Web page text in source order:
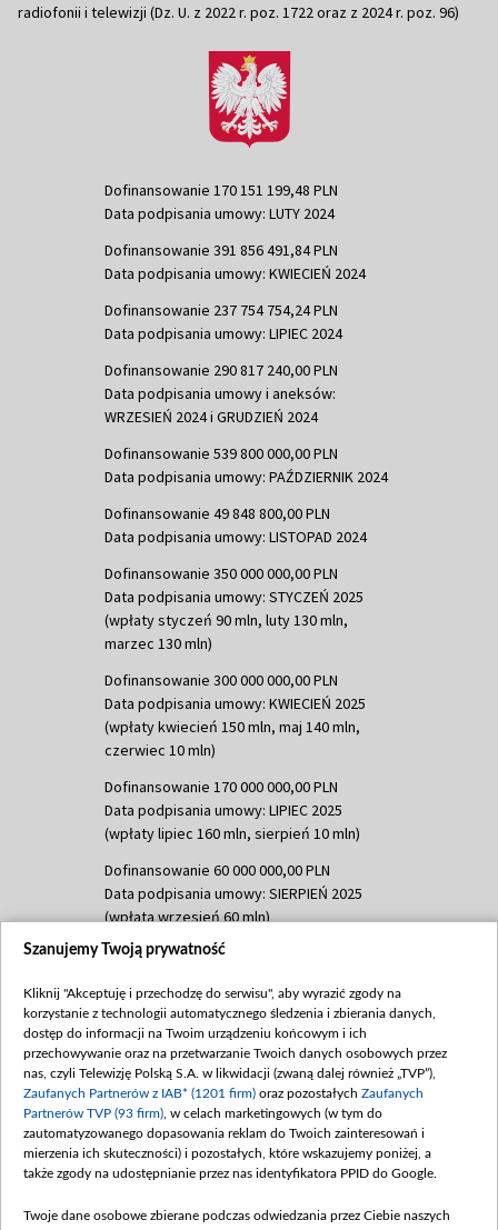
radiofonii i telewizji (Dz. U. z 2022 r. poz. 1722 oraz z 2024 r. poz. 96)
Dofinansowanie 170 151 199,48 PLN
Data podpisania umowy: LUTY 2024
Dofinansowanie 391 856 491,84 PLN
Data podpisania umowy: KWIECIEŃ 2024
Dofinansowanie 237 754 754,24 PLN
Data podpisania umowy: LIPIEC 2024
Dofinansowanie 290 817 240,00 PLN
Data podpisania umowy i aneksów:
WRZESIEŃ 2024 i GRUDZIEŃ 2024
Dofinansowanie 539 800 000,00 PLN
Data podpisania umowy: PAŹDZIERNIK 2024
Dofinansowanie 49 848 800,00 PLN
Data podpisania umowy: LISTOPAD 2024
Dofinansowanie 350 000 000,00 PLN
Data podpisania umowy: STYCZEŃ 2025
(wpłaty styczeń 90 mln, luty 130 mln,
marzec 130 mln)
Dofinansowanie 300 000 000,00 PLN
Data podpisania umowy: KWIECIEŃ 2025
(wpłaty kwiecień 150 mln, maj 140 mln,
czerwiec 10 mln)
Dofinansowanie 170 000 000,00 PLN
Data podpisania umowy: LIPIEC 2025
(wpłaty lipiec 160 mln, sierpień 10 mln)
Dofinansowanie 60 000 000,00 PLN
Data podpisania umowy: SIERPIEŃ 2025
(wpłata wrzesień 60 mln)
Dofinansowanie 635 783 051,21 PLN
(wpłata wrzesień 100 mln, październik 350
mln, listopad 265 mln)
Dofinansowanie 48 862 000,00 PLN
Data podpisania umowy: GRUDZIEŃ 2025
(wpłata grudzień 60,548 mln)
Dofinansowanie 900 000 000,00 PLN
Data podpisania umowy: LUTY 2026 (wpłata
kwiecień 180 mln, 7 maja 180 mln, 8
Szanujemy Twoją prywatność
Kliknij "Akceptuję i przechodzę do serwisu", aby wyrazić zgody na
korzystanie z technologii automatycznego śledzenia i zbierania danych,
dostęp do informacji na Twoim urządzeniu końcowym i ich
przechowywanie oraz na przetwarzanie Twoich danych osobowych przez
nas, czyli Telewizję Polską S.A. w likwidacji (zwaną dalej również „TVP”),
Zaufanych Partnerów z IAB* (1201 firm) oraz pozostałych Zaufanych
Partnerów TVP (93 firm) , w celach marketingowych (w tym do
zautomatyzowanego dopasowania reklam do Twoich zainteresowań i
mierzenia ich skuteczności) i pozostałych, które wskazujemy poniżej, a
także zgody na udostępnianie przez nas identyfikatora PPID do Google.
Twoje dane osobowe zbierane podczas odwiedzania przez Ciebie naszych